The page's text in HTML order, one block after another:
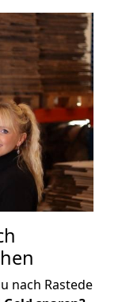
nach Rastede